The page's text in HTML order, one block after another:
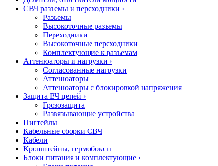
СВЧ разъемы и переходники ›
Разъемы
Высокоточные разъемы
Переходники
Высокоточные переходники
Комплектующие к разъемам
Аттенюаторы и нагрузки ›
Согласованные нагрузки
Аттенюаторы
Аттенюаторы с блокировкой напряжения
Защита ВЧ цепей ›
Грозозащита
Развязывающие устройства
Пигтейлы
Кабельные сборки СВЧ
Кабели
Кронштейны, гермобоксы
Блоки питания и комплектующие ›